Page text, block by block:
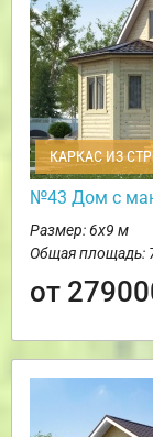
КАРКАС ИЗ
№43 Дом с
Размер: 6х9 м
Общая площадь:
от